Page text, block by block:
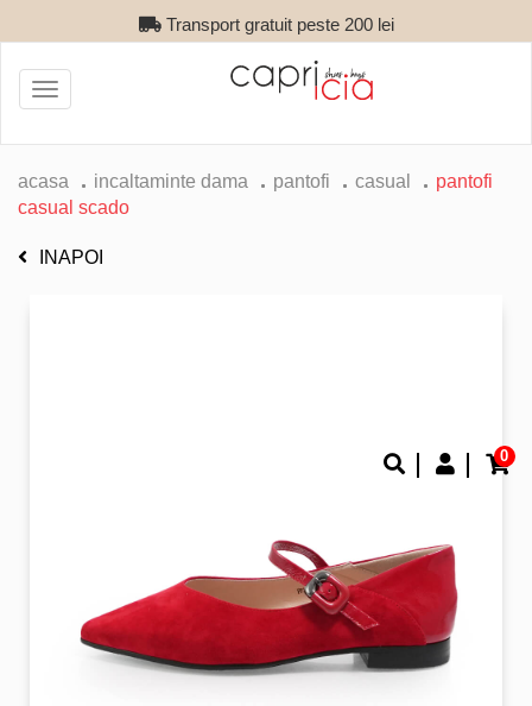
Transport gratuit peste 200 lei
0
Toggle
navigation
acasa incaltaminte dama pantofi casual
pantofi
casual scado
INAPOI